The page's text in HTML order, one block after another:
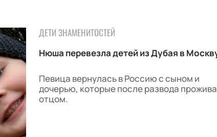
ДЕТИ ЗНАМЕНИТОСТЕЙ
Нюша перевезла детей из Дубая в
Певица вернулась в Россию с сыном и
дочерью, которые после развода
отцом.